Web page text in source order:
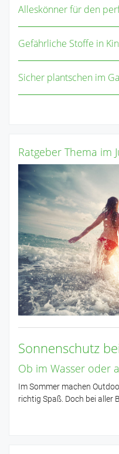
Alleskönner für den
Gefährliche Stoffe in
Sicher plantschen im
Ratgeber Thema im
Sonnenschutz
Ob im Wasser oder
Im Sommer machen
richtig Spaß. Doch bei aller